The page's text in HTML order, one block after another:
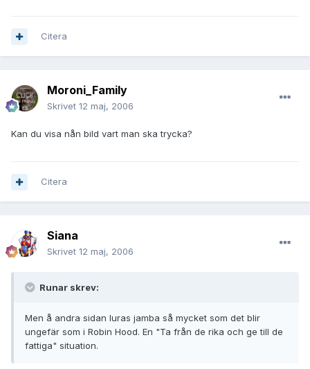
Citera
Moroni_Family
Skrivet 12 maj, 2006
Kan du visa nån bild vart man ska trycka?
Citera
Siana
Skrivet 12 maj, 2006
Runar skrev:
Men å andra sidan luras jamba så mycket som det blir
ungefär som i Robin Hood. En "Ta från de rika och ge till de
fattiga" situation.